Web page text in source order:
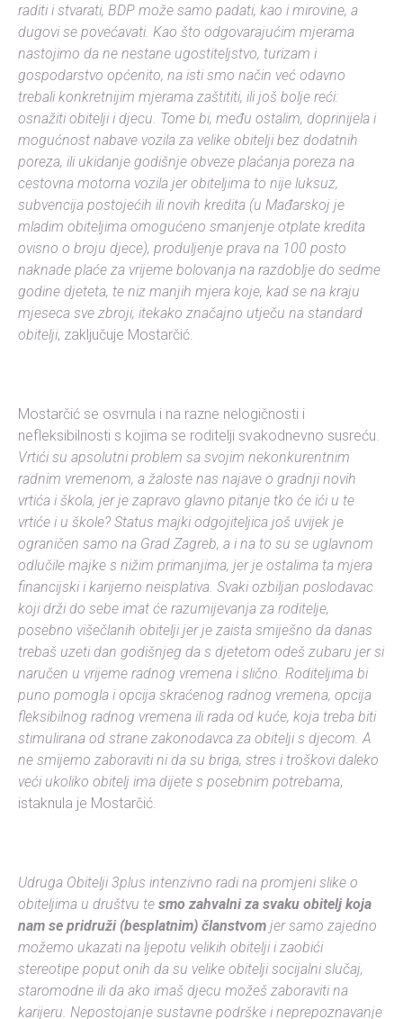
raditi i stvarati, BDP može samo padati, kao i mirovine, a
dugovi se povećavati. Kao što odgovarajućim mjerama
nastojimo da ne nestane ugostiteljstvo, turizam i
gospodarstvo općenito, na isti smo način već odavno
trebali konkretnijim mjerama zaštititi, ili još bolje reći:
osnažiti obitelji i djecu. Tome bi, među ostalim, doprinijela i
mogućnost nabave vozila za velike obitelji bez dodatnih
poreza, ili ukidanje godišnje obveze plaćanja poreza na
cestovna motorna vozila jer obiteljima to nije luksuz,
subvencija postojećih ili novih kredita (u Mađarskoj je
mladim obiteljima omogućeno smanjenje otplate kredita
ovisno o broju djece), produljenje prava na 100 posto
naknade plaće za vrijeme bolovanja na razdoblje do sedme
godine djeteta, te niz manjih mjera koje, kad se na kraju
mjeseca sve zbroji, itekako značajno utječu na standard
obitelji, zaključuje Mostarčić.
Mostarčić se osvrnula i na razne nelogičnosti i
nefleksibilnosti s kojima se roditelji svakodnevno susreću.
Vrtići su apsolutni problem sa svojim nekonkurentnim
radnim vremenom, a žaloste nas najave o gradnji novih
vrtića i škola, jer je zapravo glavno pitanje tko će ići u te
vrtiće i u škole? Status majki odgojiteljica još uvijek je
ograničen samo na Grad Zagreb, a i na to su se uglavnom
odlučile majke s nižim primanjima, jer je ostalima ta mjera
financijski i karijerno neisplativa. Svaki ozbiljan poslodavac
koji drži do sebe imat će razumijevanja za roditelje,
posebno višečlanih obitelji jer je zaista smiješno da danas
trebaš uzeti dan godišnjeg da s djetetom odeš zubaru jer si
naručen u vrijeme radnog vremena i slično. Roditeljima bi
puno pomogla i opcija skraćenog radnog vremena, opcija
fleksibilnog radnog vremena ili rada od kuće, koja treba biti
stimulirana od strane zakonodavca za obitelji s djecom. A
ne smijemo zaboraviti ni da su briga, stres i troškovi daleko
veći ukoliko obitelj ima dijete s posebnim potrebama,
istaknula je Mostarčić.
Udruga Obitelji 3plus intenzivno radi na promjeni slike o
obiteljima u društvu te smo zahvalni za svaku obitelj koja
nam se pridruži (besplatnim) članstvomjer samo zajedno
možemo ukazati na ljepotu velikih obitelji i zaobići
stereotipe poput onih da su velike obitelji socijalni slučaj,
staromodne ili da ako imaš djecu možeš zaboraviti na
karijeru. Nepostojanje sustavne podrške i neprepoznavanje